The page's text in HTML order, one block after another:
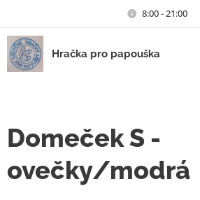
8:00 - 21:00
Hračka pro papouška
Domeček S -
ovečky/modrá